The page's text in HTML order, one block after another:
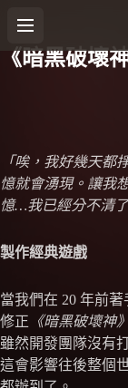
《暗黑破壞
「唉，我好幾天
憶就會湧現。讓我
憶…我已經分不清
製作經典遊戲
當我們在 20 年前著
修正 《暗黑破壞神
雖然開發團隊沒有
這會影響往後整個